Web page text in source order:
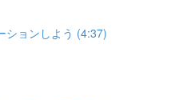
ションしよう (4:37)